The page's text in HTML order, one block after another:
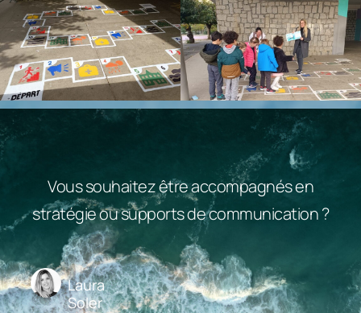
Vous souhaitez être accompagnés en
stratégie ou supports de communication ?
Laura
Soler